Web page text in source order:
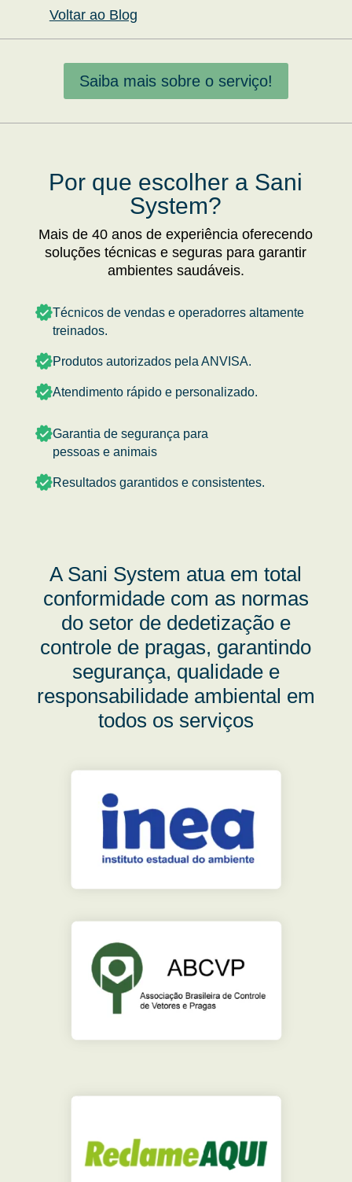
Voltar ao Blog
Saiba mais sobre o serviço!
Por que escolher a Sani
System?
Mais de 40 anos de experiência oferecendo
soluções técnicas e seguras para garantir
ambientes saudáveis.
Técnicos de vendas e operadorres altamente
treinados.
Produtos autorizados pela ANVISA.
Atendimento rápido e personalizado.
Garantia de segurança para
pessoas e animais
Resultados garantidos e consistentes.
A Sani System atua em total
conformidade com as normas
do setor de dedetização e
controle de pragas, garantindo
segurança, qualidade e
responsabilidade ambiental em
todos os serviços